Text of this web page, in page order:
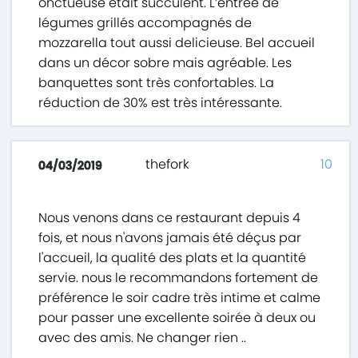
légumes grillés accompagnés de
mozzarella tout aussi delicieuse. Bel accueil
dans un décor sobre mais agréable. Les
banquettes sont très confortables. La
réduction de 30% est très intéressante.
04/03/2019 thefork
Nous venons dans ce restaurant depuis 4
fois, et nous n'avons jamais été déçus par
l'accueil, la qualité des plats et la quantité
servie. nous le recommandons fortement de
préférence le soir cadre très intime et calme
pour passer une excellente soirée à deux ou
avec des amis. Ne changer rien ..
10